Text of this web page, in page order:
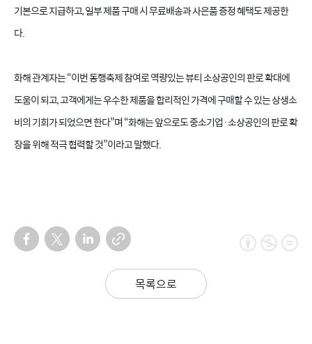
기본으로 지급하고,일부 제품 구매 시 무료배송과 사은품 증정 혜택도 제공한
다.
화해 관계자는“이번 동행축제 참여로 역량있는 뷰티 소상공인의 판로 확대에
도움이 되고,고객에게는 우수한 제품을 합리적인 가격에 구매할 수 있는 상생소
비의 기회가 되었으면 한다”며“화해는 앞으로도 중소기업·소상공인의 판로 확
장을 위해 적극 협력할 것”이라고 말했다.
목록으로